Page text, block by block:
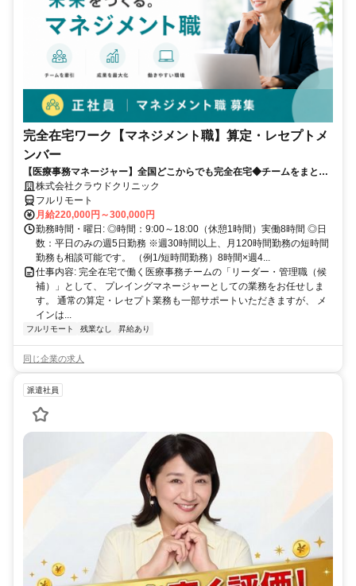
完全在宅ワーク【マネジメント職】算定・レセプトメ
ンバー
【医療事務マネージャー】全国どこからでも完全在宅◆チームをまとめ
る司令塔◆算定・レセプト経験を活かしてキャリアアップ！
株式会社クラウドクリニック
フルリモート
月給220,000円～300,000円
勤務時間・曜日: ◎時間：9:00～18:00（休憩1時間）実働8時間 ◎日
数：平日のみの週5日勤務 ※週30時間以上、月120時間勤務の短時間
勤務も相談可能です。 （例1/短時間勤務）8時間×週4...
仕事内容: 完全在宅で働く医療事務チームの「リーダー・管理職（候
補）」として、 プレイングマネージャーとしての業務をお任せしま
す。 通常の算定・レセプト業務も一部サポートいただきますが、 メ
インは...
フルリモート 残業なし 昇給あり
同じ企業の求人
派遣社員